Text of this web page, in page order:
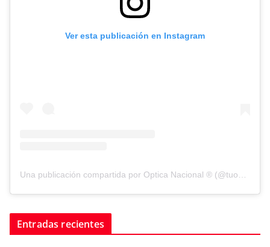
Ver esta publicación en Instagram
Una publicación compartida por Optica Nacional ® (@tuopticanacional)
Entradas recientes